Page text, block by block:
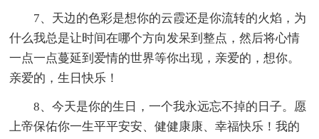
7、天边的色彩是想你的云霞还是你流转的火焰，为
什么我总是让时间在哪个方向发呆到整点，然后将心情
一点一点蔓延到爱情的世界等你出现，亲爱的，想你。
亲爱的，生日快乐！
8、今天是你的生日，一个我永远忘不掉的日子。愿
上帝保佑你一生平平安安、健健康康、幸福快乐！我的